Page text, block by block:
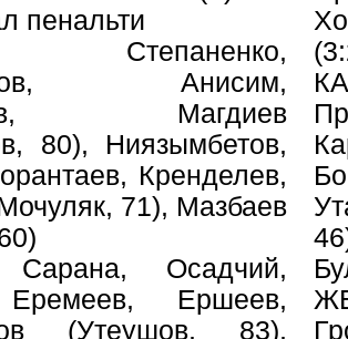
пенальти
Степаненко,
Анисим,
Магдиев
80), Ниязымбетов,
Кренделев,
71), Мазбаев
Осадчий,
Ершеев,
(Утеушов, 83),